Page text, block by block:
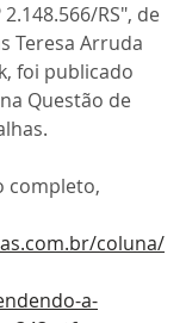
RS", de
Teresa Arruda
foi publicado
Questão de
completo,
coluna/
a-